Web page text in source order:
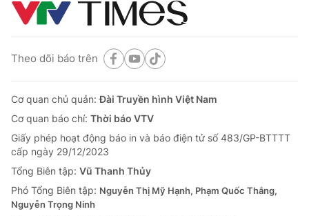
Theo dõi báo trên
Cơ quan chủ quản:Đài Truyền hình Việt Nam
Cơ quan báo chí: Thời báo VTV
Giấy phép hoạt động báo in và báo điện tử số 483/GP-BTTTT
cấp ngày 29/12/2023
Tổng Biên tập: Vũ Thanh Thủy
Phó Tổng Biên tập: Nguyễn Thị Mỹ Hạnh, Phạm Quốc Thắng,
Nguyễn Trọng Ninh